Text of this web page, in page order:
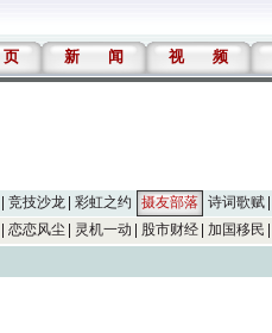
页 新 闻 视 频
竞技沙龙 彩虹之约 摄友部落 诗词歌赋
恋恋风尘 灵机一动 股市财经 加国移民